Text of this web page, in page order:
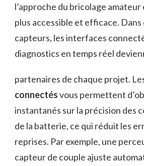
l’approche du bricolage
plus accessible et efficace.
capteurs, les interfaces
diagnostics en temps réel
partenaires de chaque projet.
connectésvous permettent
instantanés sur la précision des
de la batterie, ce qui réduit les
reprises. Par exemple, une
capteur de couple ajuste